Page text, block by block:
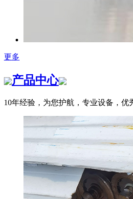
更多
产品中心
10年经验，为您护航，专业设备，优